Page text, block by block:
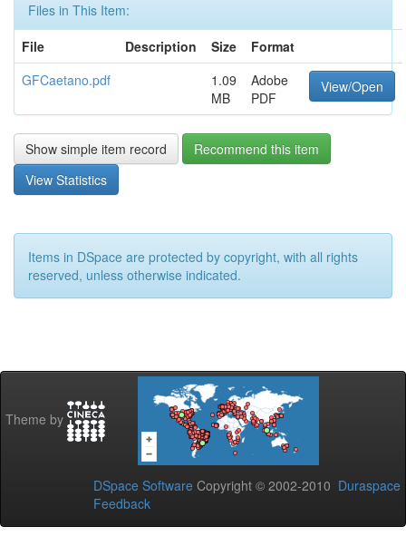
Files in This Item:
File
Description Size
Format
GFCaetano.pdf
1.09
MB
Adobe
PDF
View/Open
Show simple item record
Recommend this item
View Statistics
Items in DSpace are protected by copyright, with all rights
reserved, unless otherwise indicated.
Theme by
DSpace Software Copyright © 2002-2010 Duraspace
Feedback